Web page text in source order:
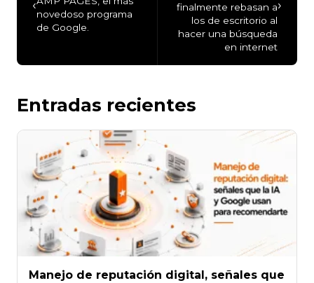
‹
novedoso programa
de Google.
finalmente rebasan a
los de escritorio al
hacer una búsqueda
en internet
›
Entradas recientes
Manejo de reputación digital, señales que